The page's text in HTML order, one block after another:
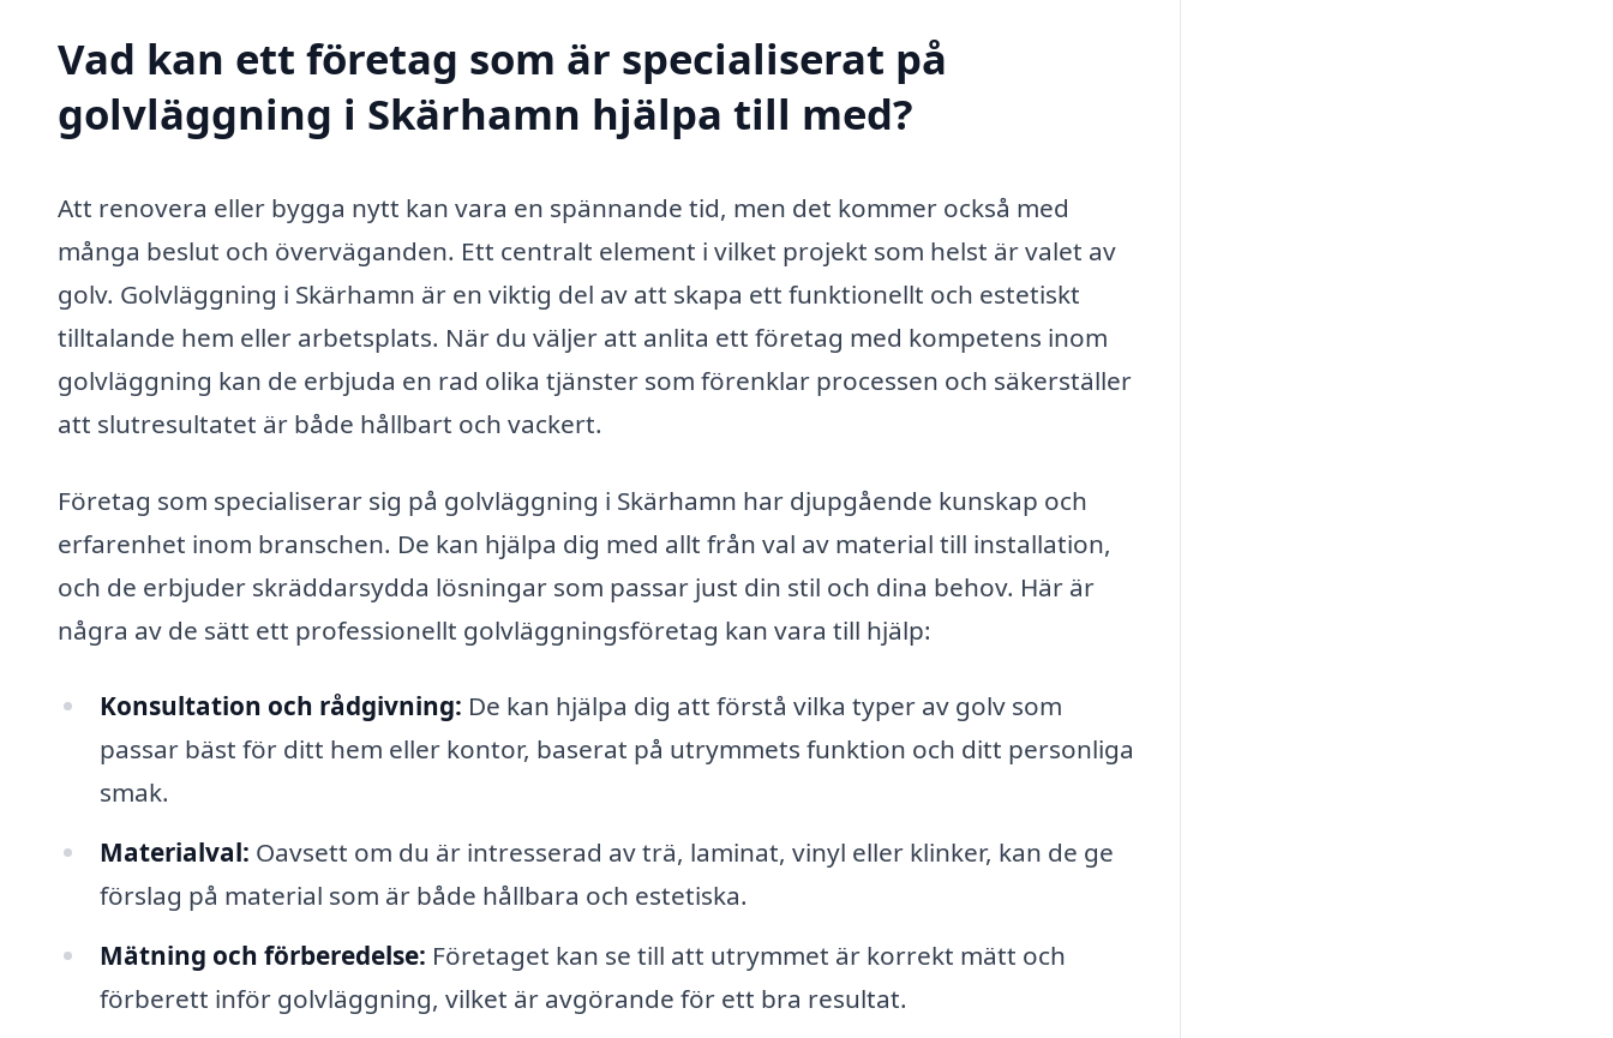
Vad kan ett företag som är specialiserat på
golvläggning i Skärhamn hjälpa till med?
Att renovera eller bygga nytt kan vara en spännande tid, men det kommer också med
många beslut och överväganden. Ett centralt element i vilket projekt som helst är valet av
golv. Golvläggning i Skärhamn är en viktig del av att skapa ett funktionellt och estetiskt
tilltalande hem eller arbetsplats. När du väljer att anlita ett företag med kompetens inom
golvläggning kan de erbjuda en rad olika tjänster som förenklar processen och säkerställer
att slutresultatet är både hållbart och vackert.
Företag som specialiserar sig på golvläggning i Skärhamn har djupgående kunskap och
erfarenhet inom branschen. De kan hjälpa dig med allt från val av material till installation,
och de erbjuder skräddarsydda lösningar som passar just din stil och dina behov. Här är
några av de sätt ett professionellt golvläggningsföretag kan vara till hjälp:
Konsultation och rådgivning: De kan hjälpa dig att förstå vilka typer av golv som
passar bäst för ditt hem eller kontor, baserat på utrymmets funktion och ditt personliga
smak.
Materialval: Oavsett om du är intresserad av trä, laminat, vinyl eller klinker, kan de ge
förslag på material som är både hållbara och estetiska.
Mätning och förberedelse: Företaget kan se till att utrymmet är korrekt mätt och
förberett inför golvläggning, vilket är avgörande för ett bra resultat.